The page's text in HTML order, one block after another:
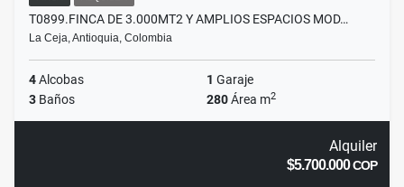
T0899.FINCA DE 3.000MT2 Y AMPLIOS ESPACIOS MOD…
La Ceja, Antioquia, Colombia
4Alcobas 1 Garaje
3 Baños 280Área m2
Alquiler
$5.700.000COP